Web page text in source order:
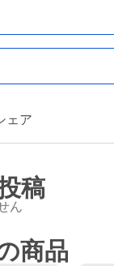
ェア
稿
ん
商品